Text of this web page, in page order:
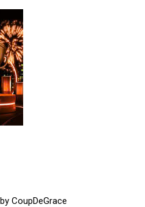
CoupDeGrace